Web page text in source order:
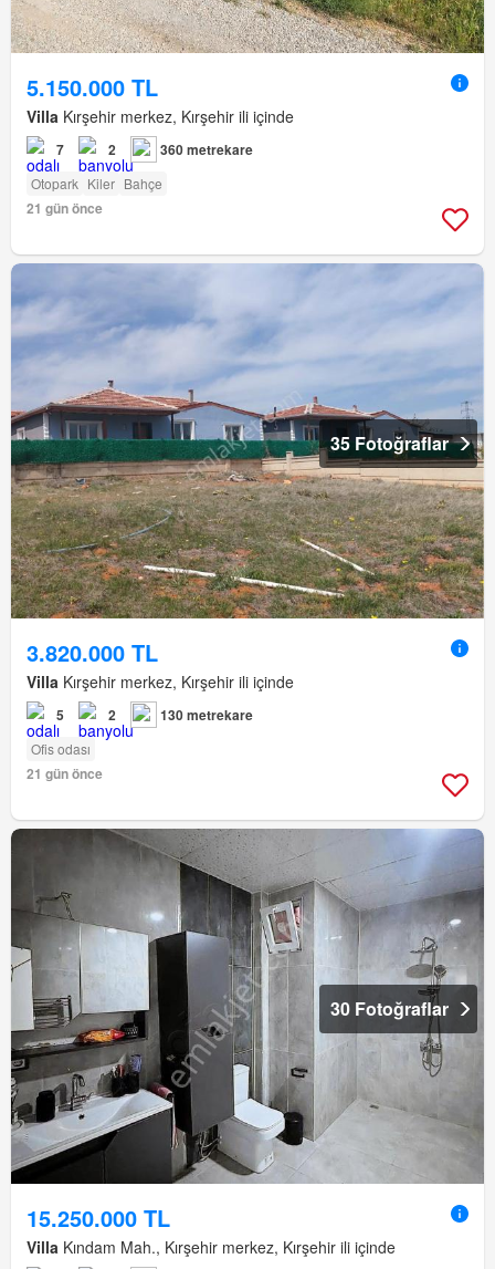
5.150.000 TL
Villa Kırşehir merkez, Kırşehir ili içinde
7 2 360 metrekare
Otopark Kiler Bahçe
21 gün önce
35 Fotoğraflar
3.820.000 TL
Villa Kırşehir merkez, Kırşehir ili içinde
5 2 130 metrekare
Ofis odası
21 gün önce
30 Fotoğraflar
15.250.000 TL
Villa Kındam Mah., Kırşehir merkez, Kırşehir ili içinde